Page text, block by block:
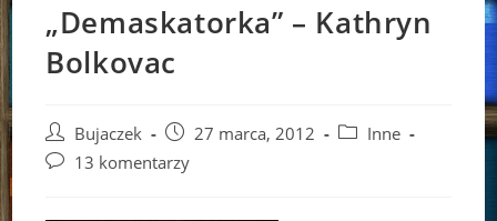
„Demaskatorka” – Kathryn
Bolkovac
Post
author:
Bujaczek
Post
published:
27 marca, 2012
PostInne
Post13 komentarzy